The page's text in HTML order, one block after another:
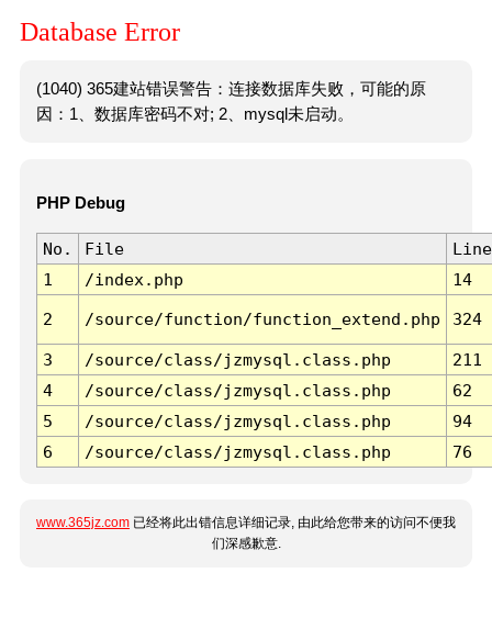
Database Error
(1040) 365建站错误警告：连接数据库失败，可能的原
因：1、数据库密码不对; 2、mysql未启动。
PHP Debug
No. File
Line
1
/index.php 14
2 /source/function/function_extend.php 324
3 /source/class/jzmysql.class.php
211
4
/source/class/jzmysql.class.php
62
5
/source/class/jzmysql.class.php
94
6
/source/class/jzmysql.class.php 76
www.365jz.com 已经将此出错信息详细记录, 由此给您带来的访问不便我
们深感歉意.